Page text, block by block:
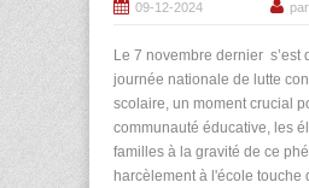
09-12-2024
Le 7 novembre dernier s’est
journée nationale de lutte
scolaire, un moment crucial
communauté éducative, les
familles à la gravité de ce
harcèlement à l'école touche